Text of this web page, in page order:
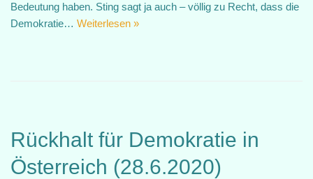
Bedeutung haben. Sting sagt ja auch – völlig zu Recht, dass die
Demokratie… Weiterlesen »
Rückhalt für Demokratie in
Österreich (28.6.2020)